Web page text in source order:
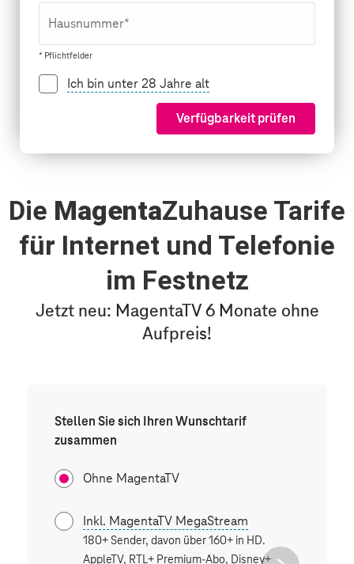
Hausnummer*
* Pflichtfelder
Ich bin unter 28 Jahre alt
Verfügbarkeit prüfen
Die MagentaZuhause Tarife
für Internet und Telefonie
im Festnetz
Jetzt neu: MagentaTV 6 Monate ohne
Aufpreis!
Stellen Sie sich Ihren Wunschtarif
zusammen
Ohne MagentaTV
Inkl. MagentaTV MegaStream
180+ Sender, davon über 160+ in HD.
AppleTV, RTL+ Premium-Abo, Disney+